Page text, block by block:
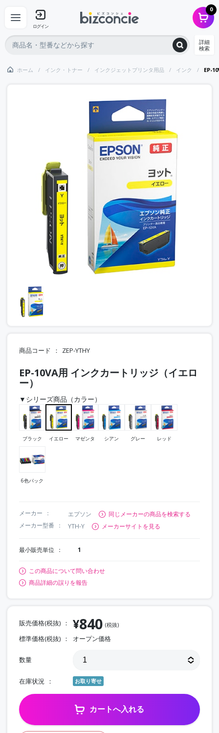
ログイン
0
詳細
検索
ホーム インク・トナー インクジェットプリンタ用品 インク EP-
商品コード ZEP-YTHY
EP-10VA用 インクカートリッジ（イエロ
ー）
▼シリーズ商品（カラー）
ブラック イエロー マゼンタ シアン グレー レッド
6色パック
メーカー エプソン
同じメーカーの商品を検索する
メーカー型番
YTH-Y メーカーサイトを見る
最小販売単位 1
この商品について問い合わせ
商品詳細の誤りを報告
販売価格(税抜) ¥840 (税抜)
標準価格(税抜) オープン価格
数量
在庫状況 お取り寄せ
カートへ入れる